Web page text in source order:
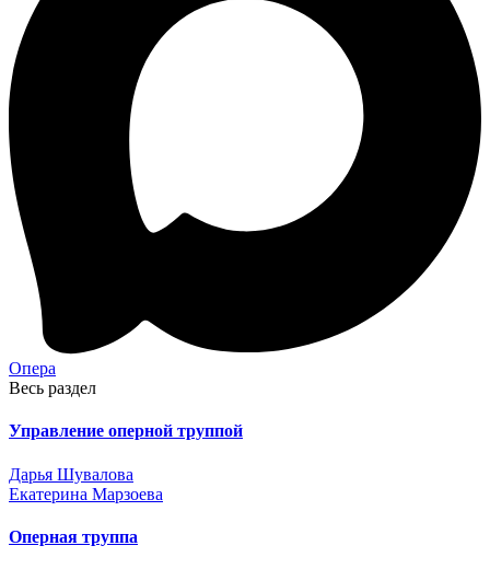
Опера
Весь раздел
Управление оперной труппой
Дарья Шувалова
Екатерина Марзоева
Оперная труппа